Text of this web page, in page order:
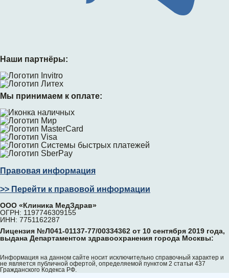
Наши партнёры:
Мы принимаем к оплате:
Правовая информация
>> Перейти к правовой информации
ООО «Клиника МедЗдрав»
ОГРН: 1197746309155
ИНН: 7751162287
Лицензия №Л041-01137-77/00334362 от 10 сентября 2019 года,
выдана Департаментом здравоохранения города Москвы:
Информация на данном сайте носит исключительно справочный характер и
не является публичной офертой, определяемой пунктом 2 статьи 437
Гражданского Кодекса РФ.